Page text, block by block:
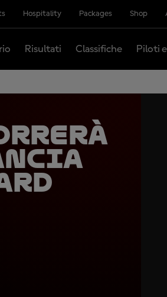
Hospitality Packages Shop
Risultati Classifiche Piloti